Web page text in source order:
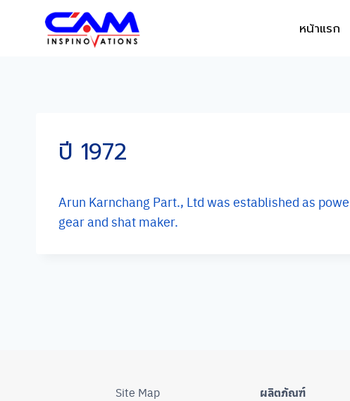
หน้าแรก
ปี 1972
Arun Karnchang Part., Ltd was established as
gear and shat maker.
Site Map
ผลิตภัณฑ์